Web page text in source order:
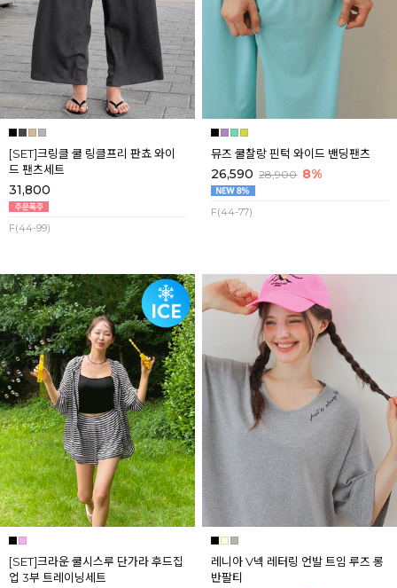
[SET]크링클 쿨 링클프리 판쵸 와이
드 팬츠세트
31,800
F(44-99)
뮤즈 쿨찰랑 핀턱 와이드 밴딩팬츠
26,590 28,900 8%
F(44-77)
[SET]크라운 쿨시스루 단가라 후드집
업 3부 트레이닝세트
레니아 V넥 레터링 언발 트임 루즈 롱
반팔티